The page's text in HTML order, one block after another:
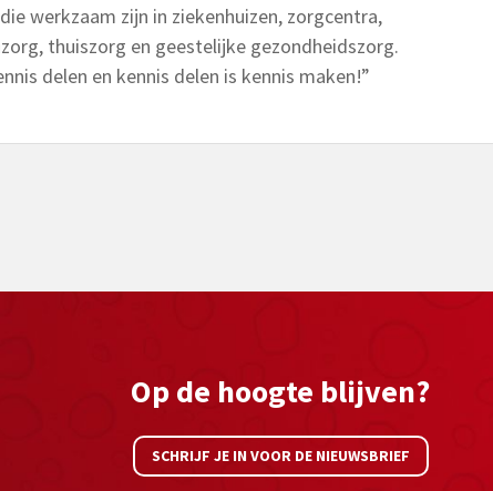
werkzaam zijn in ziekenhuizen, zorgcentra,
thuiszorg en geestelijke gezondheidszorg.
delen en kennis delen is kennis maken!”
Op de hoogte blijven?
SCHRIJF JE IN VOOR DE NIEUWSBRIEF